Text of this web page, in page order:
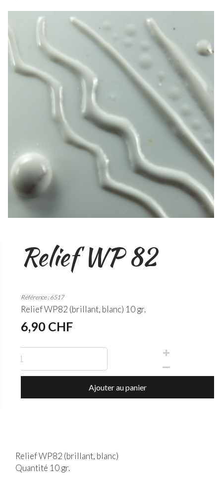
Relief WP 82
Référence : 6517
Relief WP82 (brillant, blanc) 10 gr.
6,90 CHF
Relief WP82 (brillant, blanc)
Quantité 10 gr.